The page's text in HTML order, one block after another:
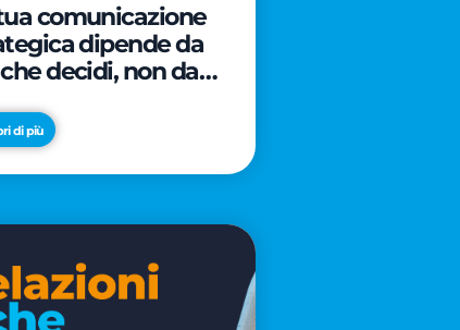
comunicazione
dipende da
decidi, non da
di più